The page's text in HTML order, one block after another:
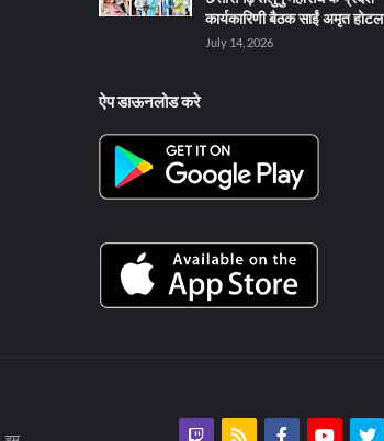
कार्यकारिणी बैठक साईं अमृत होटल
July 14, 2026
ऐप डाऊनलोड करे